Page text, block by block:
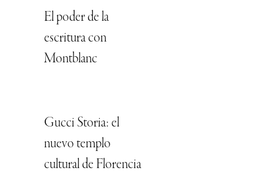
El poder de la
escritura con
Montblanc
Gucci Storia: el
nuevo templo
cultural de Florencia